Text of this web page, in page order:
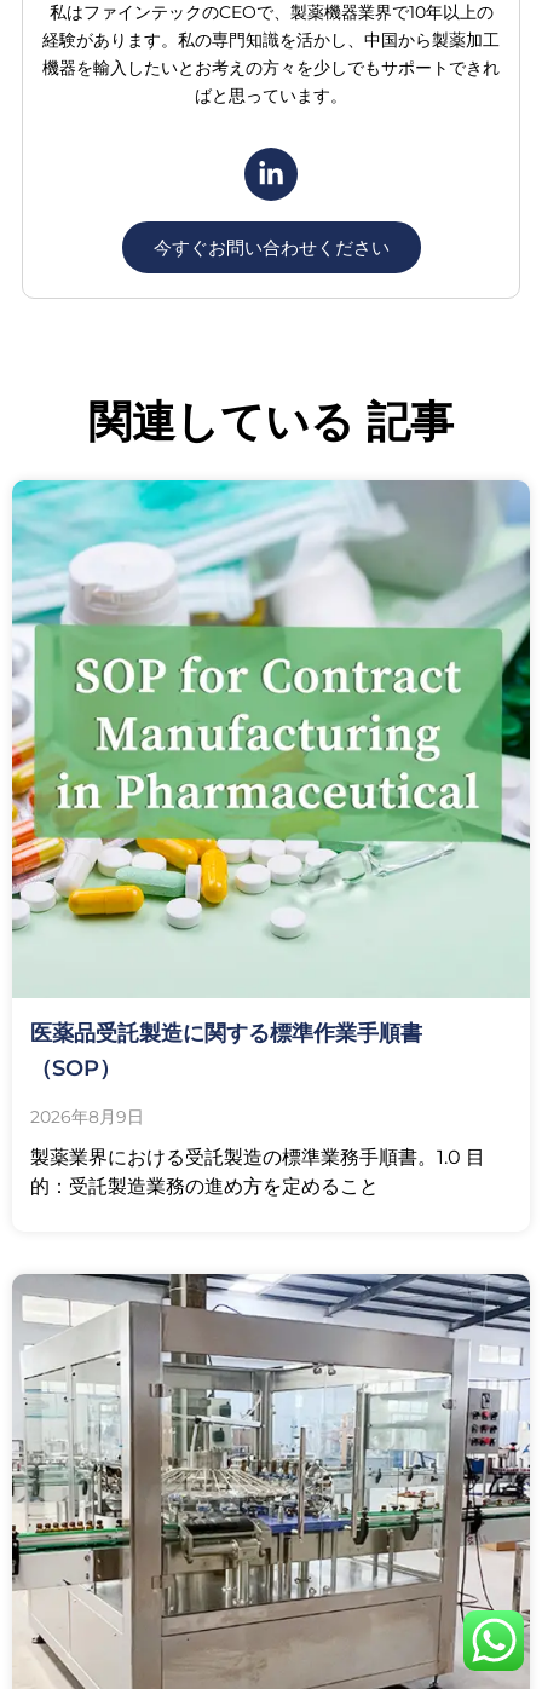
私はファインテックのCEOで、製薬機器業界で10年以上の
経験があります。私の専門知識を活かし、中国から製薬加工
機器を輸入したいとお考えの方々を少しでもサポートできれ
ばと思っています。
今すぐお問い合わせください
関連している 記事
医薬品受託製造に関する標準作業手順書
（SOP）
2026年8月9日
製薬業界における受託製造の標準業務手順書。1.0 目
的：受託製造業務の進め方を定めること